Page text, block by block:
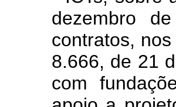
dezembro
contratos,
8.666, de 21
com